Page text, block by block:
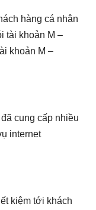
hàng cá nhân
tài khoản M –
khoản M –
cung cấp nhiều
internet
kiệm tới khách